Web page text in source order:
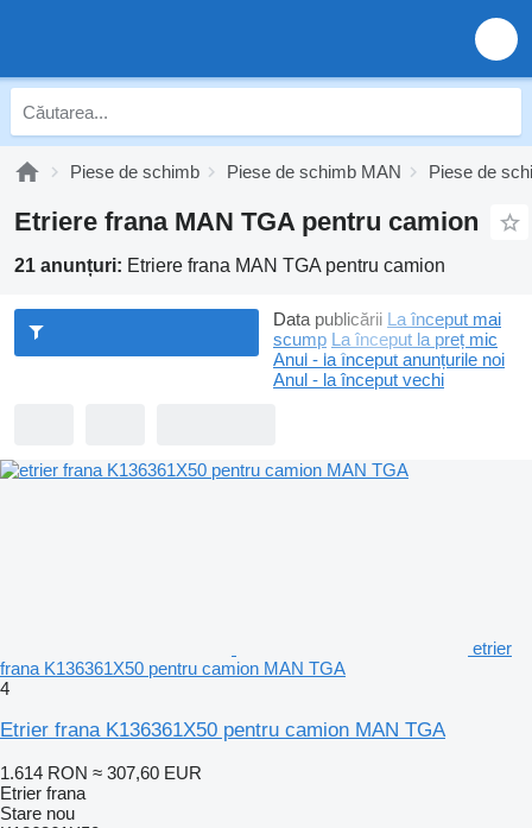
Piese de schimb Piese de schimb MAN Piese de
Etriere frana MAN TGA pentru camion
21 anunțuri: Etriere frana MAN TGA pentru camion
Data publicării La început mai
scump La început la preț mic
Anul - la început anunțurile noi
Anul - la început vechi
etrier
frana K136361X50 pentru camion MAN TGA
4
Etrier frana K136361X50 pentru camion MAN TGA
1.614 RON ≈ 307,60 EUR
Etrier frana
Stare nou